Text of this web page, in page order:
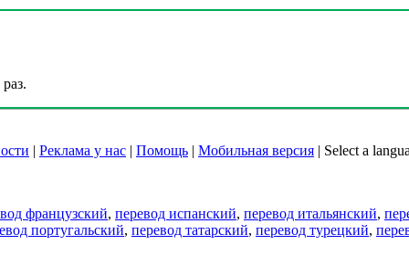
| Реклама у нас | Помощь | Мобильная версия | Select a
французский, перевод испанский, перевод итальянский,
португальский, перевод татарский, перевод турецкий,